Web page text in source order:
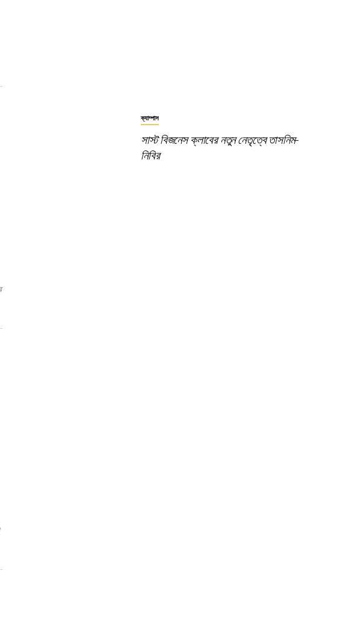
ক্যাম্পাস
সাস্ট বিজনেস ক্লাবের নতুন নেতৃত্বে তাসনিম-
নিবির